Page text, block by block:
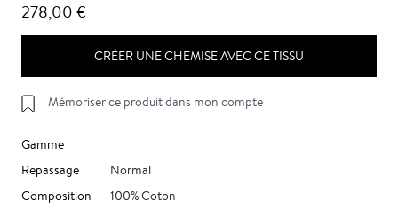
278,00 €
CRÉER UNE CHEMISE AVEC CE TISSU
Mémoriser ce produit dans mon compte
Gamme
Repassage
Normal
Composition
100% Coton